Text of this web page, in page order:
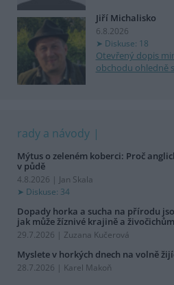
Jiří Michalisko
6.8.2026
Diskuse: 18
Otevřený dopis
obchodu ohledně
rady a návody
Mýtus o zeleném koberci: Proč
v půdě
4.8.2026 | Jan Skala
Diskuse: 34
Dopady horka a sucha na přírodu
jak může žíznivé krajině a
29.7.2026 | Zuzana Kučerová
Myslete v horkých dnech na volně
28.7.2026 | Karel Makoň